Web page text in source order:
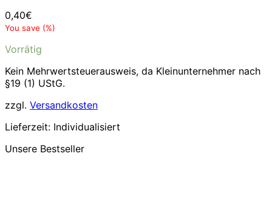
0,40€
You save (%)
Vorrätig
Kein Mehrwertsteuerausweis, da Kleinunternehmer nach
§19 (1) UStG.
zzgl. Versandkosten
Lieferzeit: Individualisiert
Unsere Bestseller